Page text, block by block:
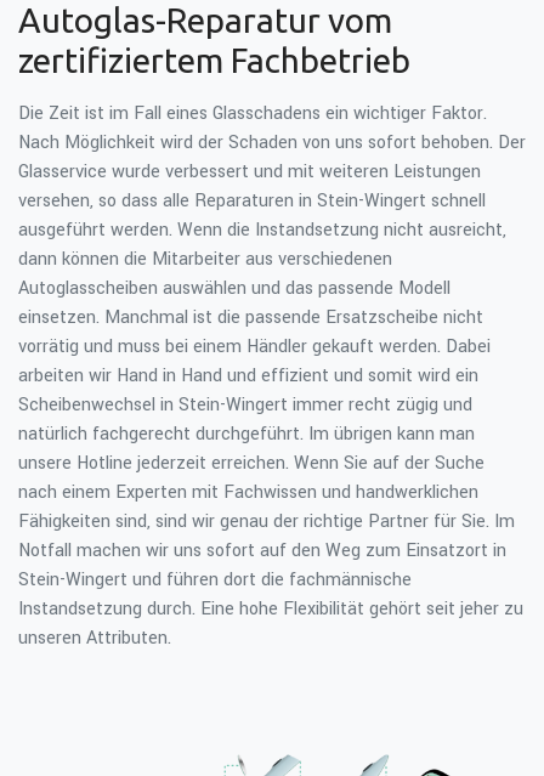
Autoglas-Reparatur vom
zertifiziertem Fachbetrieb
Die Zeit ist im Fall eines Glasschadens ein wichtiger Faktor.
Nach Möglichkeit wird der Schaden von uns sofort behoben. Der
Glasservice wurde verbessert und mit weiteren Leistungen
versehen, so dass alle Reparaturen in Stein-Wingert schnell
ausgeführt werden. Wenn die Instandsetzung nicht ausreicht,
dann können die Mitarbeiter aus verschiedenen
Autoglasscheiben auswählen und das passende Modell
einsetzen. Manchmal ist die passende Ersatzscheibe nicht
vorrätig und muss bei einem Händler gekauft werden. Dabei
arbeiten wir Hand in Hand und effizient und somit wird ein
Scheibenwechsel in Stein-Wingert immer recht zügig und
natürlich fachgerecht durchgeführt. Im übrigen kann man
unsere Hotline jederzeit erreichen. Wenn Sie auf der Suche
nach einem Experten mit Fachwissen und handwerklichen
Fähigkeiten sind, sind wir genau der richtige Partner für Sie. Im
Notfall machen wir uns sofort auf den Weg zum Einsatzort in
Stein-Wingert und führen dort die fachmännische
Instandsetzung durch. Eine hohe Flexibilität gehört seit jeher zu
unseren Attributen.